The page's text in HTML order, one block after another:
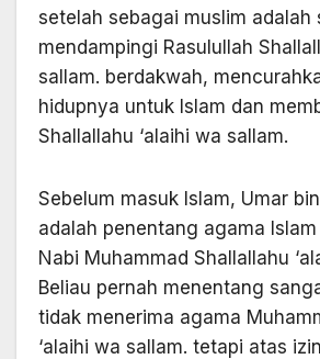
setelah sebagai muslim adalah
mendampingi Rasulullah
sallam. berdakwah,
hidupnya untuk Islam dan
Shallallahu ‘alaihi wa sallam.
Sebelum masuk Islam, Umar
adalah penentang agama
Nabi Muhammad Shallallahu
Beliau pernah menentang
tidak menerima agama
‘alaihi wa sallam. tetapi atas